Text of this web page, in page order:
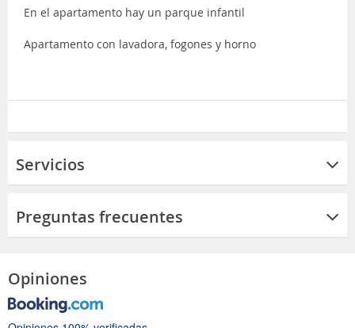
En el apartamento hay un parque infantil
Apartamento con lavadora, fogones y horno
Servicios
Preguntas frecuentes
Opiniones